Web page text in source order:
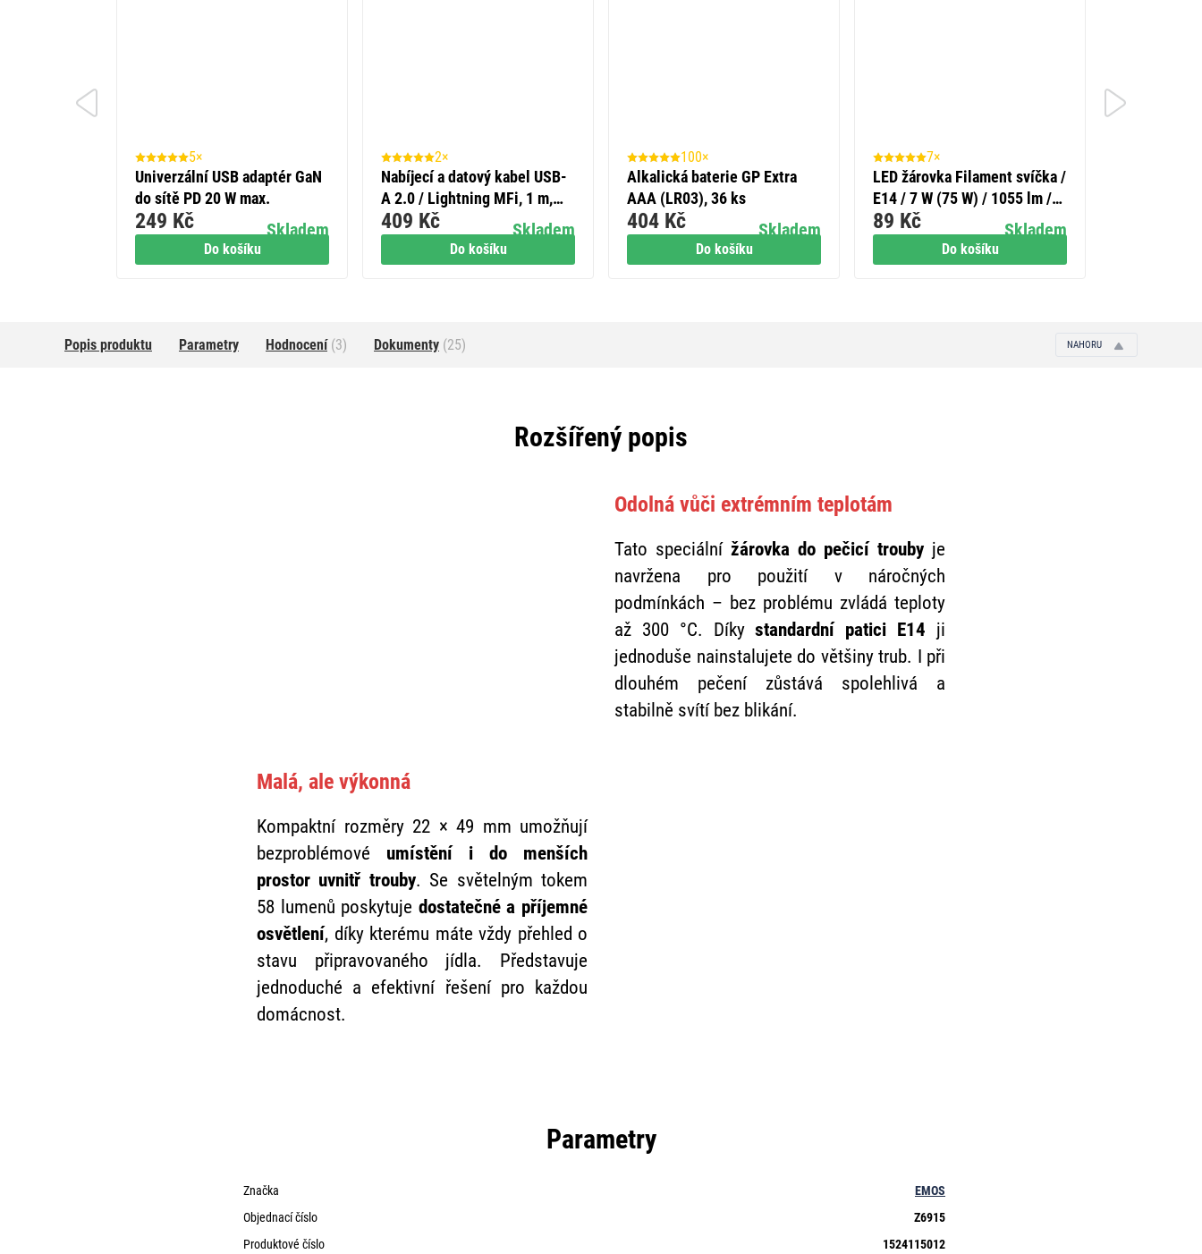
Do košíku
5×
Univerzální USB adaptér GaN
do sítě PD 20 W max.
Skladem
249 Kč
Do košíku
2×
Nabíjecí a datový kabel USB-
A 2.0 / Lightning MFi, 1 m,
bílý
Skladem
409 Kč
Do košíku
100×
Alkalická baterie GP Extra
AAA (LR03), 36 ks
Skladem
404 Kč
Do košíku
7×
LED žárovka Filament svíčka /
E14 / 7 W (75 W) / 1055 lm /
neutrální bílá
Skladem
89 Kč
Popis produktu Parametry Hodnocení(3) Dokumenty (25) NAHORU
Rozšířený popis
Odolná vůči extrémním teplotám
Tato speciální žárovka do pečicí trouby je
navržena pro použití v náročných
podmínkách – bez problému zvládá teploty
až 300 °C. Díkystandardní patici E14 ji
jednoduše nainstalujete do většiny trub. I při
dlouhém pečení zůstává spolehlivá a
stabilně svítí bez blikání.
Malá, ale výkonná
Kompaktní rozměry 22 × 49 mm umožňují
bezproblémové umístění i do menších
prostor uvnitř trouby. Se světelným tokem
58 lumenů poskytuje dostatečné a příjemné
osvětlení, díky kterému máte vždy přehled o
stavu připravovaného jídla. Představuje
jednoduché a efektivní řešení pro každou
domácnost.
Parametry
Značka
EMOS
Objednací číslo
Z6915
Produktové číslo
1524115012